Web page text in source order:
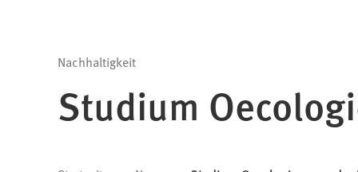
Nachhaltigkeit
Studium